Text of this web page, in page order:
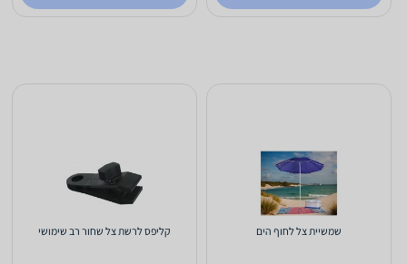
שמשיית צל לחוף הים קליפס לרשת צל שחור רב שימושי